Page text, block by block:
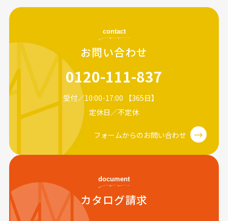
contact
お問い合わせ
0120-111-837
受付／10:00-17:00 【365日】
定休日／不定休
フォームからのお問い合わせ →
document
カタログ請求